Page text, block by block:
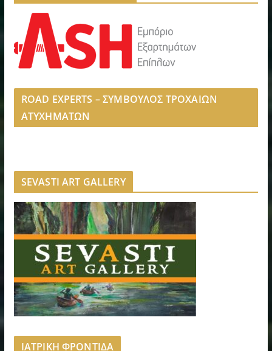
ROAD EXPERTS – ΣΥΜΒΟΥΛΟΣ ΤΡΟΧΑΙΩΝ
ΑΤΥΧΗΜΑΤΩΝ
SEVASTI ART GALLERY
ΙΑΤΡΙΚΗ ΦΡΟΝΤΙΔΑ